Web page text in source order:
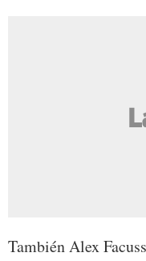
También Alex